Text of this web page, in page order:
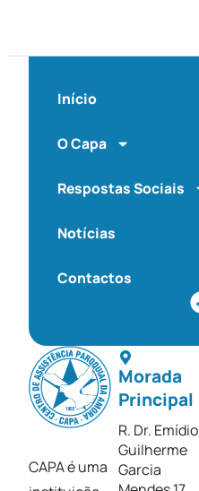
CAPA é uma
Morada
Principal
R. Dr. Emídio
Guilherme
Garcia
Início
O Capa
Respostas Sociais
Notícias
Contactos